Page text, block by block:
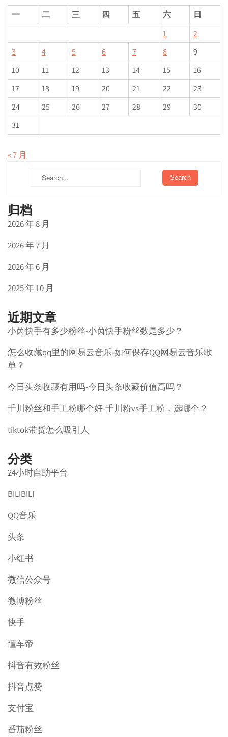
一 二 三 四 五 六
日
1
2
3
4 5 6 7 8
9
10
11 12 13 14 15
16
17
18 19 20 21 22
23
24
25 26 27 28 29
30
31
« 7 月
归档
2026 年 8 月
2026 年 7 月
2026 年 6 月
2025 年 10 月
近期文章
小茵快手有多少粉丝-小茵快手粉丝数是多少？
怎么收藏qq里的网易云音乐-如何保存QQ网易云音乐歌
单？
今日头条收藏有用吗-今日头条收藏价值高吗？
千川粉丝和手工粉哪个好-千川粉vs手工粉，选哪个？
tiktok带货怎么吸引人
分类
24小时自助平台
BILIBILI
QQ音乐
头条
小红书
微信公众号
微博粉丝
快手
懂车帝
抖音有效粉丝
抖音点赞
支付宝
番茄粉丝